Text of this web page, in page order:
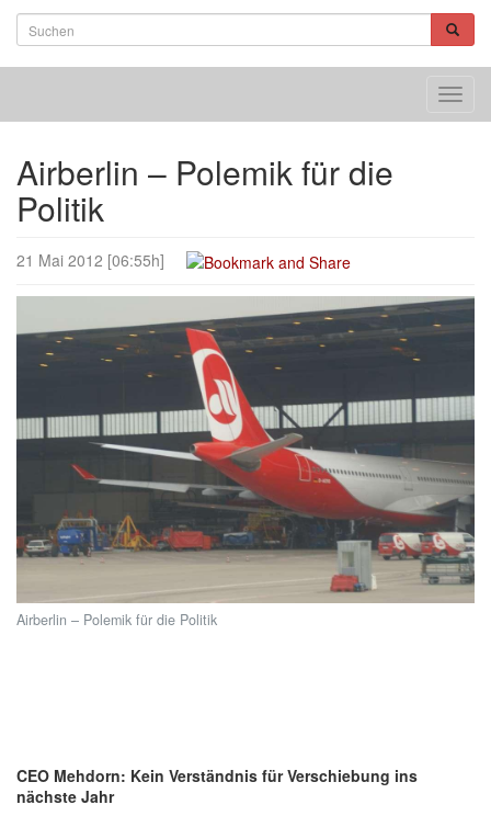
Airberlin – Polemik für die
Politik
21 Mai 2012 [06:55h]
Airberlin – Polemik für die Politik
CEO Mehdorn: Kein Verständnis für Verschiebung ins
nächste Jahr